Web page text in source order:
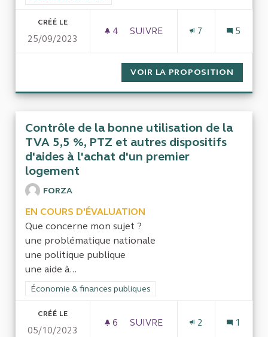
CRÉÉ LE
25/09/2023
4 4 ABONNÉS
SUIVRE
7 5
VOIR LA PROPOSITION
Contrôle de la bonne utilisation de la
TVA 5,5 %, PTZ et autres dispositifs
d'aides à l'achat d'un premier
logement
FORZA
EN COURS D'ÉVALUATION
Que concerne mon sujet ?
une problématique nationale
une politique publique
une aide à...
Filtrer les résultats de la catégorie : Économie & finances
Économie & finances publiques
CRÉÉ LE
05/10/2023
6 6 ABONNÉS
SUIVRE
2 1